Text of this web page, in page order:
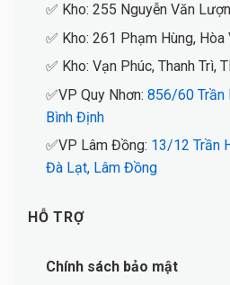
✅ Kho: 255 Nguyễn Văn
✅ Kho: 261 Phạm Hùng, Hòa
✅ Kho: Vạn Phúc, Thanh Trì,
✅VP Quy Nhơn: 856/60 Trần
Bình Định
✅VP Lâm Đồng: 13/12 Trần
Đà Lạt, Lâm Đồng
HỖ TRỢ
Chính sách bảo mật